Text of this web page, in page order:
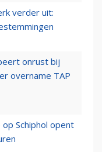
verder uit:
onrust bij
overname TAP
Schiphol opent